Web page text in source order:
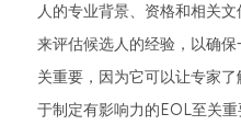
人的专业背景、资格和相关
来评估候选人的经验，以确
关重要，因为它可以让专家
于制定有影响力的EOL至关重